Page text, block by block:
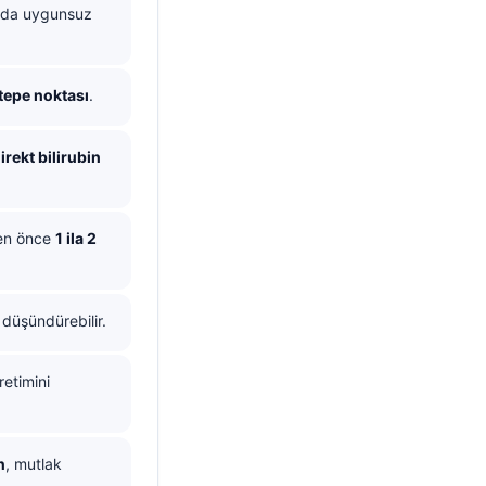
uygunsuz
noktası.
bilirubin
önce 1 ila 2
, mutlak